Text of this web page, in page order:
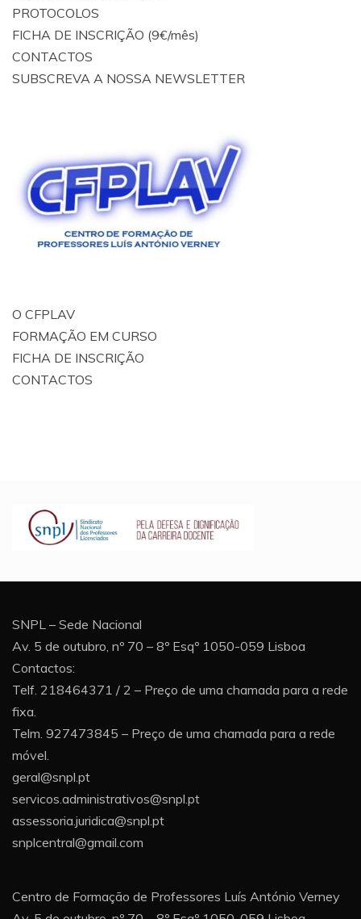
PROTOCOLOS
FICHA DE INSCRIÇÃO (9€/mês)
CONTACTOS
SUBSCREVA A NOSSA NEWSLETTER
O CFPLAV
FORMAÇÃO EM CURSO
FICHA DE INSCRIÇÃO
CONTACTOS
SNPL – Sede Nacional
Av. 5 de outubro, nº 70 – 8º Esqº 1050-059 Lisboa
Contactos:
Telf. 218464371 / 2 – Preço de uma chamada para a rede
fixa.
Telm. 927473845 – Preço de uma chamada para a rede
móvel.
geral@snpl.pt
servicos.administrativos@snpl.pt
assessoria.juridica@snpl.pt
snplcentral@gmail.com
Centro de Formação de Professores Luís António Verney